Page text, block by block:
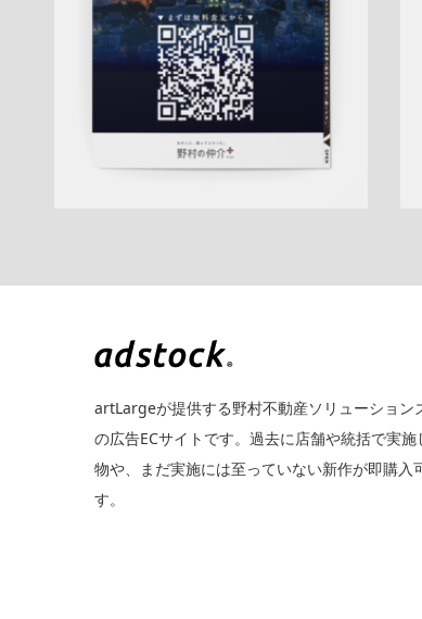
業部QRコード市場動向相場
詳しく見る
artLargeが提供する野村不動産ソリューション
の広告ECサイトです。過去に店舗や統括で実施
物や、まだ実施には至っていない新作が即購入
す。